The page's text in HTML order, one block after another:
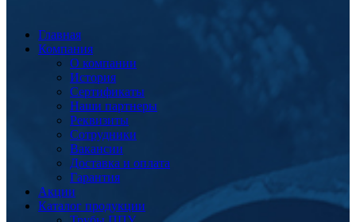
Главная
Компания
О компании
История
Сертификаты
Наши партнеры
Реквизиты
Сотрудники
Вакансии
Доставка и оплата
Гарантия
Акции
Каталог продукции